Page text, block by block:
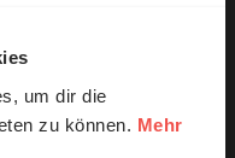
um dir die
zu können. Mehr